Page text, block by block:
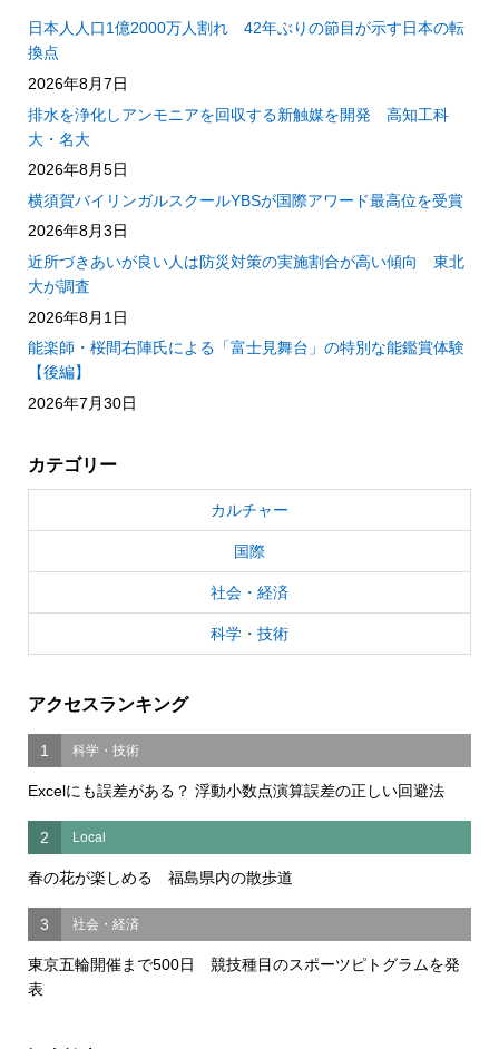
日本人人口1億2000万人割れ 42年ぶりの節目が示す日本の転
換点
2026年8月7日
排水を浄化しアンモニアを回収する新触媒を開発 高知工科
大・名大
2026年8月5日
横須賀バイリンガルスクールYBSが国際アワード最高位を受賞
2026年8月3日
近所づきあいが良い人は防災対策の実施割合が高い傾向 東北
大が調査
2026年8月1日
能楽師・桜間右陣氏による「富士見舞台」の特別な能鑑賞体験
【後編】
2026年7月30日
カテゴリー
カルチャー
国際
社会・経済
科学・技術
アクセスランキング
1 科学・技術
Excelにも誤差がある？ 浮動小数点演算誤差の正しい回避法
2 Local
春の花が楽しめる 福島県内の散歩道
3 社会・経済
東京五輪開催まで500日 競技種目のスポーツピトグラムを発
表